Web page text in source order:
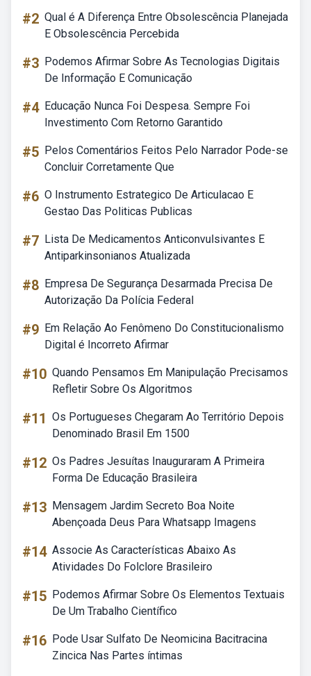
#2 Qual é A Diferença Entre Obsolescência Planejada
E Obsolescência Percebida
#3 Podemos Afirmar Sobre As Tecnologias Digitais
De Informação E Comunicação
#4 Educação Nunca Foi Despesa. Sempre Foi
Investimento Com Retorno Garantido
#5 Pelos Comentários Feitos Pelo Narrador Pode-se
Concluir Corretamente Que
#6 O Instrumento Estrategico De Articulacao E
Gestao Das Politicas Publicas
#7 Lista De Medicamentos Anticonvulsivantes E
Antiparkinsonianos Atualizada
#8 Empresa De Segurança Desarmada Precisa De
Autorização Da Polícia Federal
#9 Em Relação Ao Fenômeno Do Constitucionalismo
Digital é Incorreto Afirmar
#10 Quando Pensamos Em Manipulação Precisamos
Refletir Sobre Os Algoritmos
#11 Os Portugueses Chegaram Ao Território Depois
Denominado Brasil Em 1500
#12 Os Padres Jesuítas Inauguraram A Primeira
Forma De Educação Brasileira
#13 Mensagem Jardim Secreto Boa Noite
Abençoada Deus Para Whatsapp Imagens
#14 Associe As Características Abaixo As
Atividades Do Folclore Brasileiro
#15 Podemos Afirmar Sobre Os Elementos Textuais
De Um Trabalho Científico
#16 Pode Usar Sulfato De Neomicina Bacitracina
Zincica Nas Partes íntimas